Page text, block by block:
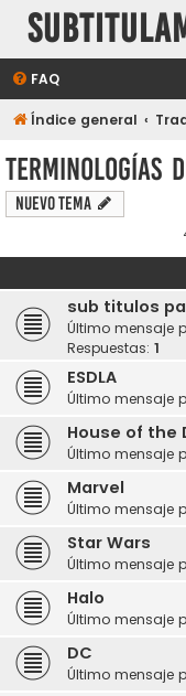
FAQ
Índice general
Terminologías
Nuevo Tema
sub titulos
Último mensaje
Respuestas: 1
ESDLA
Último mensaje
House of the
Último mensaje
Marvel
Último mensaje
Star Wars
Último mensaje
Halo
Último mensaje
DC
Último mensaje